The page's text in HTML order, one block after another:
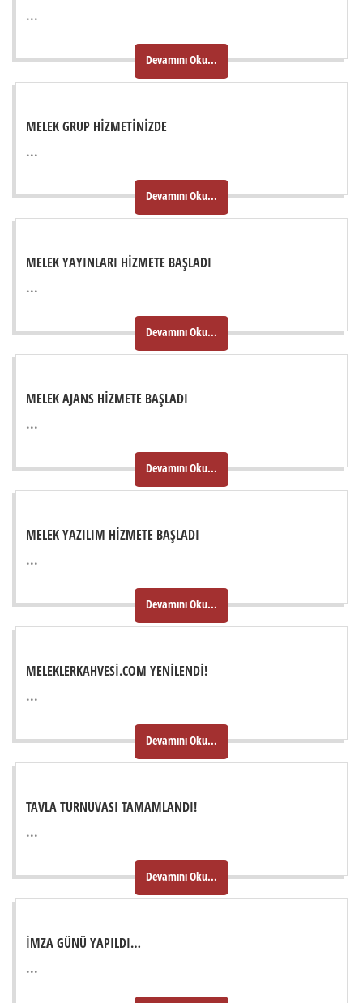
...
Devamını Oku...
MELEK GRUP HIZMETINIZDE
...
Devamını Oku...
MELEK YAYINLARI HIZMETE BAŞLADI
...
Devamını Oku...
MELEK AJANS HIZMETE BAŞLADI
...
Devamını Oku...
MELEK YAZILIM HIZMETE BAŞLADI
...
Devamını Oku...
MELEKLERKAHVESI.COM YENILENDI!
...
Devamını Oku...
TAVLA TURNUVASI TAMAMLANDI!
...
Devamını Oku...
İMZA GÜNÜ YAPILDI…
...